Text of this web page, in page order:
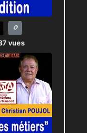
vues